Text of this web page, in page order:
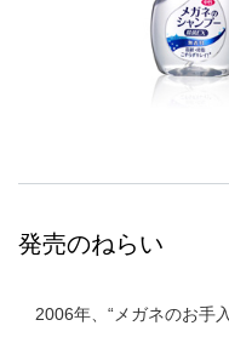
発売のねらい
2006年、“メガネのお手